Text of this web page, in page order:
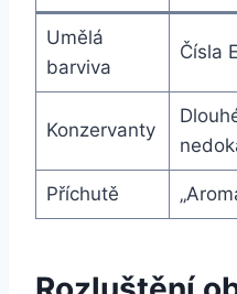
Umělá
barviva
Čísla
Konzervanty
Příchutě